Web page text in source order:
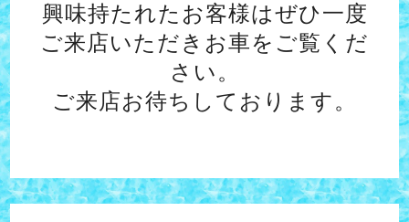
興味持たれたお客様はぜひ一度
ご来店いただきお車をご覧くだ
さい。
ご来店お待ちしております。